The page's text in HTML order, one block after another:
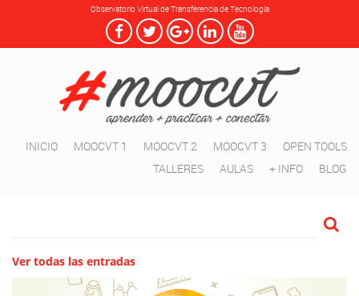
Observatorio Virtual de Transferencia de Tecnología
INICIO MOOCVT 1 MOOCVT 2 MOOCVT 3
OPEN TOOLS
TALLERES
AULAS + INFO BLOG
Ver todas las entradas